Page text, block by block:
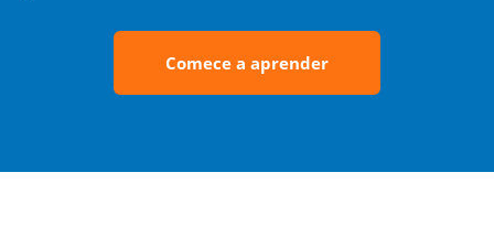
Comece a aprender